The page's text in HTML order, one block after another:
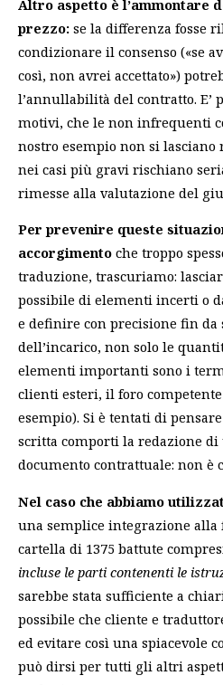
Altro aspetto è l’ammontare
prezzo: se la differenza fosse
condizionare il consenso («se
così, non avrei accettato»)
l’annullabilità del contratto. E’
motivi, che le non infrequenti
nostro esempio non si
nei casi più gravi rischiano
rimesse alla valutazione del
Per prevenire queste
accorgimento che troppo
traduzione, trascuriamo:
possibile di elementi incerti o
e definire con precisione fin
dell’incarico, non solo le
elementi importanti sono i
clienti esteri, il foro
esempio). Si è tentati di
scritta comporti la redazione
documento contrattuale: non è
Nel caso che abbiamo
una semplice integrazione alla
cartella di 1375 battute
incluse le parti contenenti le
sarebbe stata sufficiente a
possibile che cliente e
ed evitare così una spiacevole
può dirsi per tutti gli altri